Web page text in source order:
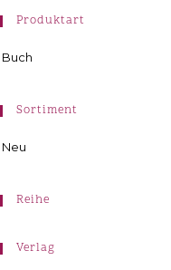
Produktart
Buch
Sortiment
Neu
Reihe
Verlag